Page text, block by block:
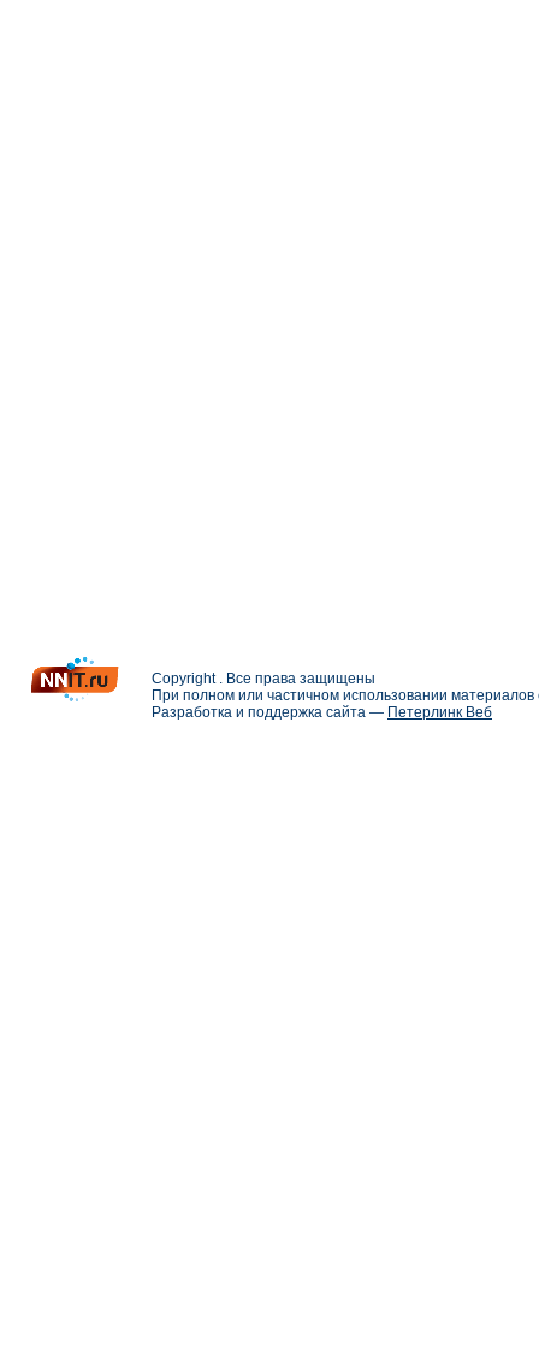
Copyright . Все права защищены
При полном или частичном использовании
Разработка и поддержка сайта — Петерлинк Веб